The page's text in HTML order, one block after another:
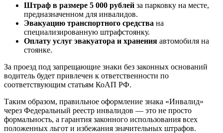
Штраф в размере 5 000 рублей за парковку на месте,
предназначенном для инвалидов.
Эвакуацию транспортного средства на
специализированную штрафстоянку.
Оплату услуг эвакуатора и хранения автомобиля на
стоянке.
За проезд под запрещающие знаки без законных оснований
водитель будет привлечен к ответственности по
соответствующим статьям КоАП РФ.
Таким образом, правильное оформление знака «Инвалид»
через Федеральный реестр инвалидов — это не просто
формальность, а гарантия законного использования всех
положенных льгот и избежания значительных штрафов.